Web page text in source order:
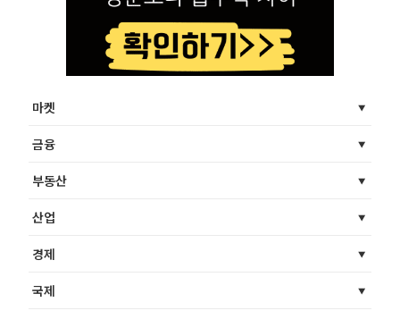
마켓
금융
부동산
산업
경제
국제